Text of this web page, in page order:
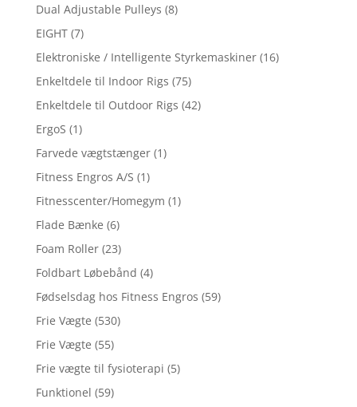
Dual Adjustable Pulleys (8)
EIGHT (7)
Elektroniske / Intelligente Styrkemaskiner (16)
Enkeltdele til Indoor Rigs (75)
Enkeltdele til Outdoor Rigs (42)
ErgoS (1)
Farvede vægtstænger (1)
Fitness Engros A/S (1)
Fitnesscenter/Homegym (1)
Flade Bænke (6)
Foam Roller (23)
Foldbart Løbebånd (4)
Fødselsdag hos Fitness Engros (59)
Frie Vægte (530)
Frie Vægte (55)
Frie vægte til fysioterapi (5)
Funktionel (59)